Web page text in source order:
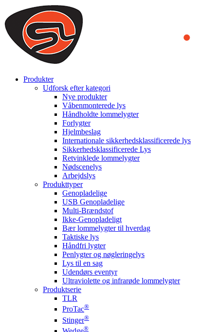
We use cookies to ensure that we provide you the best experience
on our website. By continuing to browse this website, you accept
that cookies are used to help us analyze how the website is used and
to offer you a better experience. To learn more or to find out how
you can disable cookies, you can access our
Produkter
Udforsk efter kategori
Nye produkter
Våbenmonterede lys
Håndholdte lommelygter
Forlygter
Hjelmbeslag
Internationale sikkerhedsklassificerede lys
Sikkerhedsklassificerede Lys
Retvinklede lommelygter
Nødscenelys
Arbejdslys
Produkttyper
Genopladelige
USB Genopladelige
Multi-Brændstof
Ikke-Genopladeligt
Bær lommelygter til hverdag
Taktiske lys
Håndfri lygter
Penlygter og nøgleringelys
Lys til en sag
Udendørs eventyr
Ultraviolette og infrarøde lommelygter
Produktserie
TLR
ProTac®
Stinger®
®